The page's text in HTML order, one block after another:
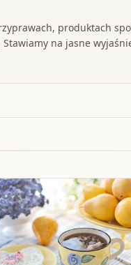
produktach
na jasne